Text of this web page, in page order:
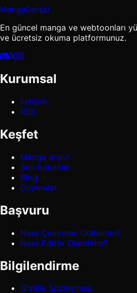
MangaDenizi
En güncel manga ve webtoonları
ve ücretsiz okuma platformunuz.
Kurumsal
İletişim
RSS
Keşfet
Manga arşivi
Son bölümler
Blog
Duyurular
Başvuru
Nasıl Çevirmen Olabilirim?
Nasıl Editör Olabilirim?
Bilgilendirme
Gizlilik Sözleşmesi